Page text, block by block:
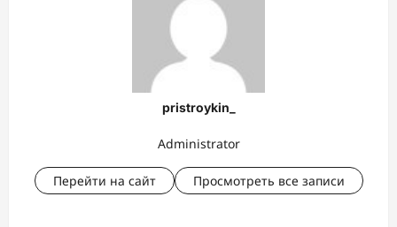
pristroykin_
Administrator
Перейти на сайт Просмотреть все записи